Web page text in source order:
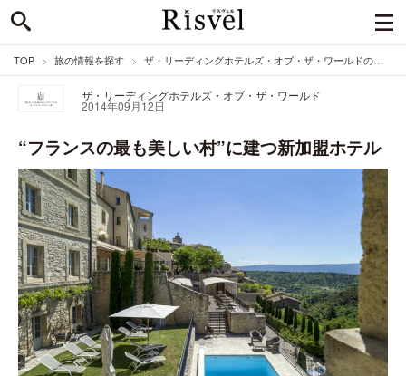
TOP 旅の情報を探す ザ・リーディングホテルズ・オブ・ザ・ワールドのニュース
ザ・リーディングホテルズ・オブ・ザ・ワールド
2014年09月12日
“フランスの最も美しい村”に建つ新加盟ホテル